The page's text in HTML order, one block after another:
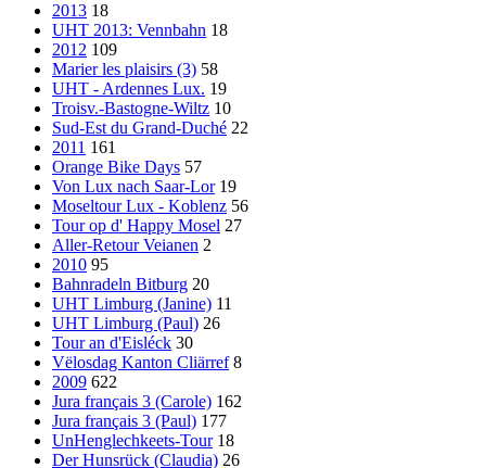
2013 18
UHT 2013: Vennbahn 18
2012 109
Marier les plaisirs (3) 58
UHT - Ardennes Lux. 19
Troisv.-Bastogne-Wiltz 10
Sud-Est du Grand-Duché 22
2011 161
Orange Bike Days 57
Von Lux nach Saar-Lor 19
Moseltour Lux - Koblenz 56
Tour op d' Happy Mosel 27
Aller-Retour Veianen 2
2010 95
Bahnradeln Bitburg 20
UHT Limburg (Janine) 11
UHT Limburg (Paul) 26
Tour an d'Eisléck 30
Vëlosdag Kanton Cliärref 8
2009 622
Jura français 3 (Carole) 162
Jura français 3 (Paul) 177
UnHenglechkeets-Tour 18
Der Hunsrück (Claudia) 26